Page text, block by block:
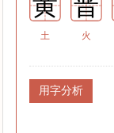
土 火
用字分析